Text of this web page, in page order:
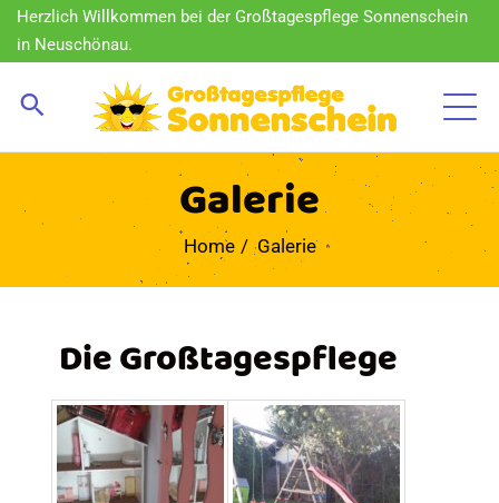
Herzlich Willkommen bei der Großtagespflege Sonnenschein
in Neuschönau.
Galerie
Home Galerie
Die Großtagespflege